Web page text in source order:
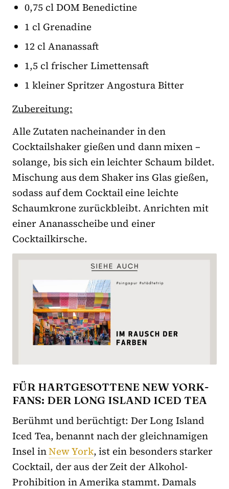
0,75 cl DOM Benedictine
1 cl Grenadine
12 cl Ananassaft
1,5 cl frischer Limettensaft
1 kleiner Spritzer Angostura Bitter
Zubereitung:
Alle Zutaten nacheinander in den
Cocktailshaker gießen und dann mixen –
solange, bis sich ein leichter Schaum bildet.
Mischung aus dem Shaker ins Glas gießen,
sodass auf dem Cocktail eine leichte
Schaumkrone zurückbleibt. Anrichten mit
einer Ananasscheibe und einer
Cocktailkirsche.
FÜR HARTGESOTTENE NEW YORK-
FANS: DER LONG ISLAND ICED TEA
Berühmt und berüchtigt: Der Long Island
Iced Tea, benannt nach der gleichnamigen
Insel inNew York, ist ein besonders starker
Cocktail, der aus der Zeit der Alkohol-
Prohibition in Amerika stammt. Damals